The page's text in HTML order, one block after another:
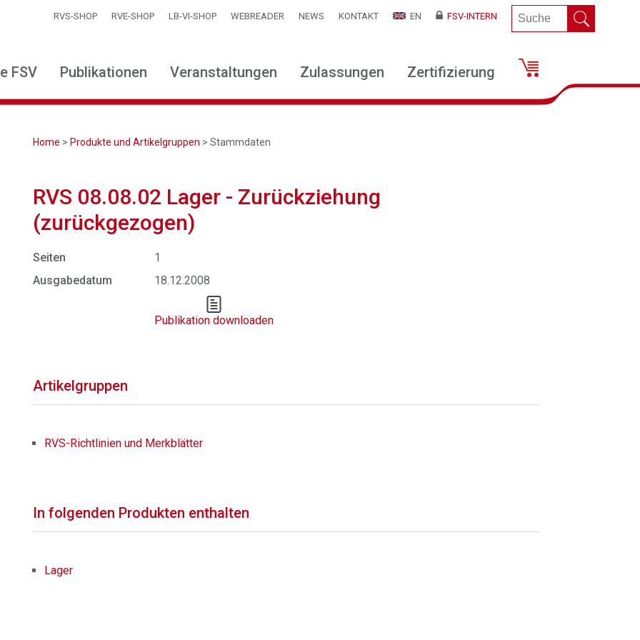
RVS-SHOP RVE-SHOP LB-VI-SHOP WEBREADER NEWS KONTAKT EN FSV-INTERN
FSV Publikationen Veranstaltungen Zulassungen Zertifizierung
Home > Produkte und Artikelgruppen > Stammdaten
RVS 08.08.02 Lager - Zurückziehung
(zurückgezogen)
Seiten
1
Ausgabedatum
18.12.2008
Publikation downloaden
Artikelgruppen
RVS-Richtlinien und Merkblätter
In folgenden Produkten enthalten
Lager